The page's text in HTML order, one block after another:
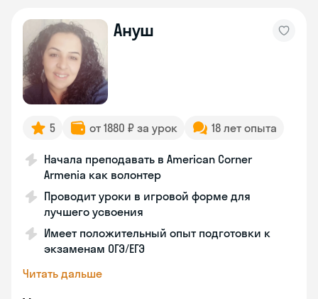
Ануш
5 от 1880 ₽ за урок 18 лет опыта
Начала преподавать в American Corner
Armenia как волонтер
Проводит уроки в игровой форме для
лучшего усвоения
Имеет положительный опыт подготовки к
экзаменам ОГЭ/ЕГЭ
Читать дальше